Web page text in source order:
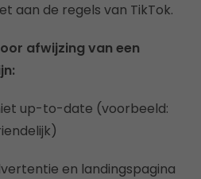
aan de regels van TikTok.
afwijzing van een
up-to-date (voorbeeld:
en landingspagina